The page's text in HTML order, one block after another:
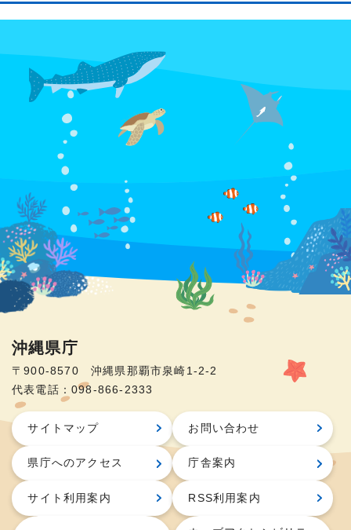
沖縄県庁
〒900-8570 沖縄県那覇市泉崎1-2-2
代表電話：098-866-2333
サイトマップ お問い合わせ
県庁へのアクセス 庁舎案内
サイト利用案内 RSS利用案内